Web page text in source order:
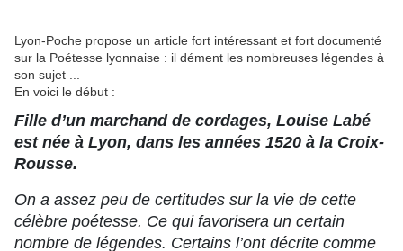
Lyon-Poche propose un article fort intéressant et fort documenté
sur la Poétesse lyonnaise : il dément les nombreuses légendes à
son sujet ...
En voici le début :
Fille d’un marchand de cordages, Louise Labé
est née à Lyon, dans les années 1520 à la Croix-
Rousse.
On a assez peu de certitudes sur la vie de cette
célèbre poétesse. Ce qui favorisera un certain
nombre de légendes. Certains l’ont décrite comme